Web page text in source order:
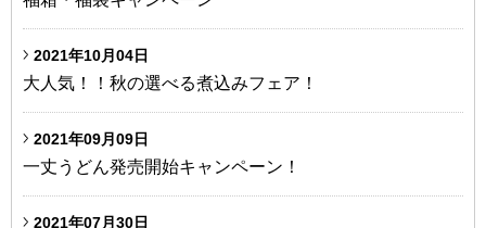
2021年10月04日
大人気！！秋の選べる煮込みフェア！
2021年09月09日
一丈うどん発売開始キャンペーン！
2021年07月30日